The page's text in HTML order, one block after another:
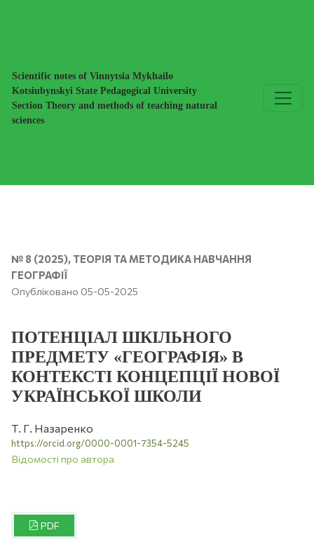
Scientific notes of Vinnytsia Mykhailo
Kotsiubynskyi State Pedagogical University
Section Theory and methods of teaching natural
sciences
№ 8 (2025), ТЕОРІЯ ТА МЕТОДИКА НАВЧАННЯ
ГЕОГРАФІЇ
ПОТЕНЦІАЛ ШКІЛЬНОГО
ПРЕДМЕТУ «ГЕОГРАФІЯ» В
КОНТЕКСТІ КОНЦЕПЦІЇ НОВОЇ
УКРАЇНСЬКОЇ ШКОЛИ
Опубліковано 05-05-2025
Т. Г. Назаренко
https://orcid.org/0000-0001-7354-5245
Відомості про автора
PDF